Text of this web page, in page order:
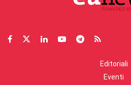
Editoriali
Eventi